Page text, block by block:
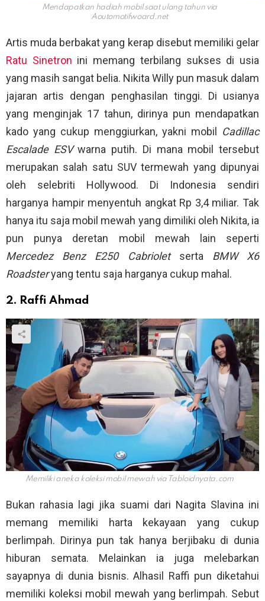
Mendapatkan hadiah mobil saat ulang tahun via
Aoutomotifwoard.net
Artis muda berbakat yang kerap disebut memiliki gelar
Ratu Sinetron ini memang terbilang sukses di usia
yang masih sangat belia. Nikita Willy pun masuk dalam
jajaran artis dengan penghasilan tinggi. Di usianya
yang menginjak 17 tahun, dirinya pun mendapatkan
kado yang cukup menggiurkan, yakni mobil Cadillac
Escalade ESVwarna putih. Di mana mobil tersebut
merupakan salah satu SUV termewah yang dipunyai
oleh selebriti Hollywood. Di Indonesia sendiri
harganya hampir menyentuh angkat Rp 3,4 miliar. Tak
hanya itu saja mobil mewah yang dimiliki oleh Nikita, ia
pun punya deretan mobil mewah lain seperti
Mercedez Benz E250 Cabriolet serta BMW X6
Roadsteryang tentu saja harganya cukup mahal.
2. Raffi Ahmad
Memiliki aneka koleksi mobil mewah viaTabloidnyata.com
Bukan rahasia lagi jika suami dari Nagita Slavina ini
memang memiliki harta kekayaan yang cukup
berlimpah. Dirinya pun tak hanya berjibaku di dunia
hiburan semata. Melainkan ia juga melebarkan
sayapnya di dunia bisnis. Alhasil Raffi pun diketahui
memiliki koleksi mobil mewah yang berlimpah. Sebut